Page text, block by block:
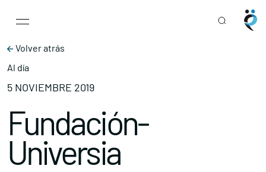
Main Navigation
Volver atrás
Al día
5 NOVIEMBRE 2019
Fundación-
Universia